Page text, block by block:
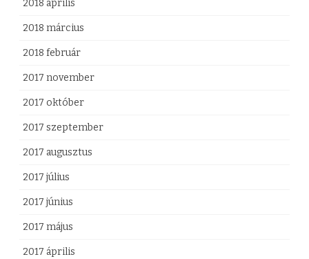
2018 április
2018 március
2018 február
2017 november
2017 október
2017 szeptember
2017 augusztus
2017 július
2017 június
2017 május
2017 április